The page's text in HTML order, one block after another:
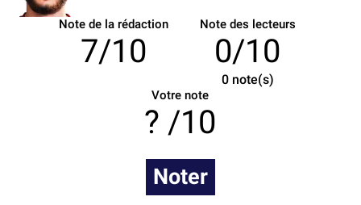
Note de la rédaction
7/10
Note des lecteurs
0/10
0note(s)
Votre note
/10
Noter